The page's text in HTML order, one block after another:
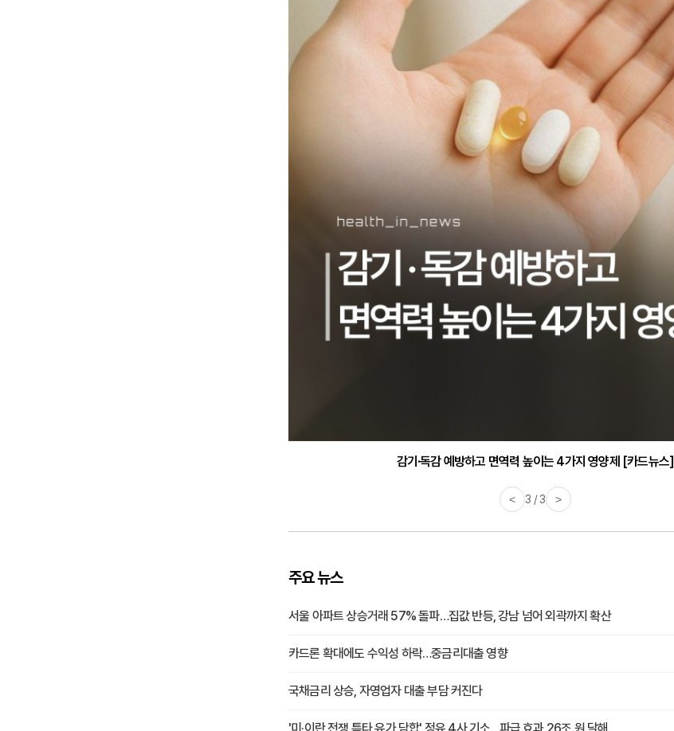
바쁜 아침, 공복에 먹기 좋은 과일 4가지 [카드뉴스]
감기·독감 예방하고 면역력 높이는 4가지 영양제 [카드뉴스]
< 3 / 3 >
주요 뉴스
서울 아파트 상승거래 57% 돌파…집값 반등, 강남 넘어 외곽까지 확산
카드론 확대에도 수익성 하락…중금리대출 영향
국채금리 상승, 자영업자 대출 부담 커진다